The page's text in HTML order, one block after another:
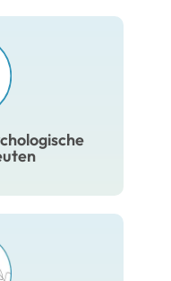
und
sie
zur